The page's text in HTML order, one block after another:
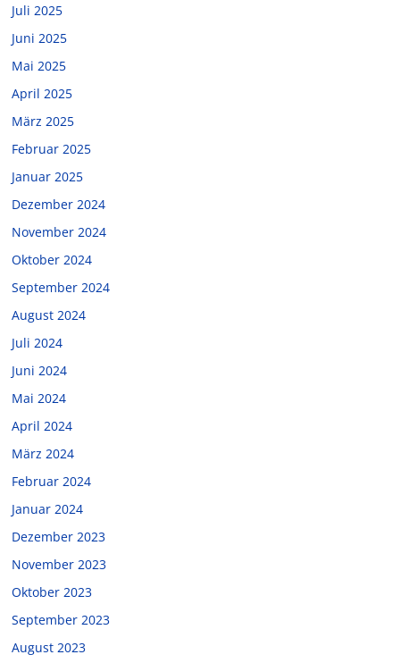
Juli 2025
Juni 2025
Mai 2025
April 2025
März 2025
Februar 2025
Januar 2025
Dezember 2024
November 2024
Oktober 2024
September 2024
August 2024
Juli 2024
Juni 2024
Mai 2024
April 2024
März 2024
Februar 2024
Januar 2024
Dezember 2023
November 2023
Oktober 2023
September 2023
August 2023